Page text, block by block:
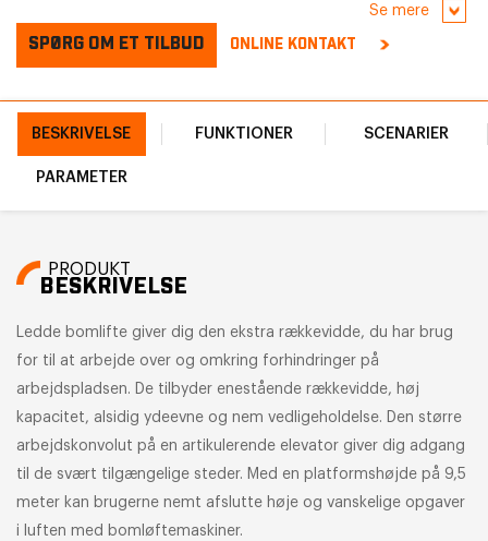
meter kan brugerne nemt afslutte høje og vanskelige opgaver
i luften med bomløftemaskiner.
Se mere
SPØRG OM ET TILBUD ONLINE KONTAKT
BESKRIVELSE FUNKTIONER SCENARIER
PARAMETER
PRODUKT
BESKRIVELSE
Ledde bomlifte giver dig den ekstra rækkevidde, du har brug
for til at arbejde over og omkring forhindringer på
arbejdspladsen. De tilbyder enestående rækkevidde, høj
kapacitet, alsidig ydeevne og nem vedligeholdelse. Den større
arbejdskonvolut på en artikulerende elevator giver dig adgang
til de svært tilgængelige steder. Med en platformshøjde på 9,5
meter kan brugerne nemt afslutte høje og vanskelige opgaver
i luften med bomløftemaskiner.